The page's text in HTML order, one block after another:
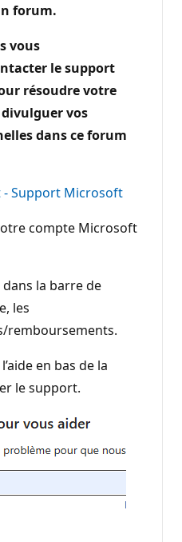
forum.
vous
le support
résoudre votre
vos
dans ce forum
- Support Microsoft
compte Microsoft
la barre de
les
remboursements.
en bas de la
le support.